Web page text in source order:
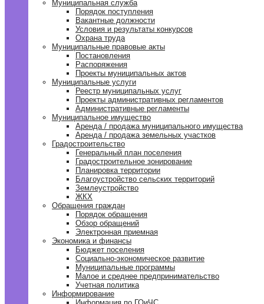
Муниципальная служба
Порядок поступления
Вакантные должности
Условия и результаты конкурсов
Охрана труда
Муниципальные правовые акты
Постановления
Распоряжения
Проекты муниципальных актов
Муниципальные услуги
Реестр муниципальных услуг
Проекты административных регламентов
Административные регламенты
Муниципальное имущество
Аренда / продажа муниципального имущества
Аренда / продажа земельных участков
Градостроительство
Генеральный план поселения
Градостроительное зонирование
Планировка территории
Благоустройство сельских территорий
Землеустройство
ЖКХ
Обращения граждан
Порядок обращения
Обзор обращений
Электронная приемная
Экономика и финансы
Бюджет поселения
Социально-экономическое развитие
Муниципальные программы
Малое и среднее предпринимательство
Учетная политика
Информирование